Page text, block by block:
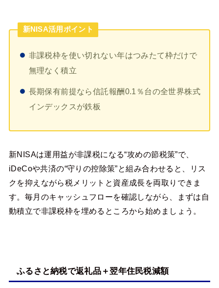
新NISA活用ポイント
非課税枠を使い切れない年はつみたて枠だけで
無理なく積立
長期保有前提なら信託報酬0.1％台の全世界株式
インデックスが鉄板
新NISAは運用益が非課税になる“攻めの節税策”で、
iDeCoや共済の“守りの控除策”と組み合わせると、リス
クを抑えながら税メリットと資産成長を両取りできま
す。毎月のキャッシュフローを確認しながら、まずは自
動積立で非課税枠を埋めるところから始めましょう。
ふるさと納税で返礼品＋翌年住民税減額